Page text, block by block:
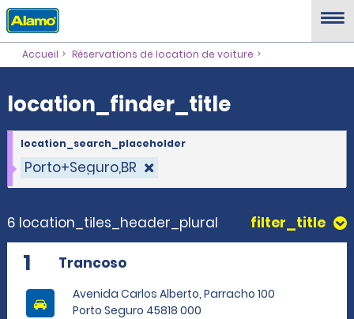
location_finder_title
Accueil Réservations de location de voiture
location_finder_title
Porto+Seguro,BR
location_search_placeholder
6 location_tiles_header_plural filter_title
1 Trancoso
Avenida Carlos Alberto, Parracho 100
Porto Seguro 45818 000